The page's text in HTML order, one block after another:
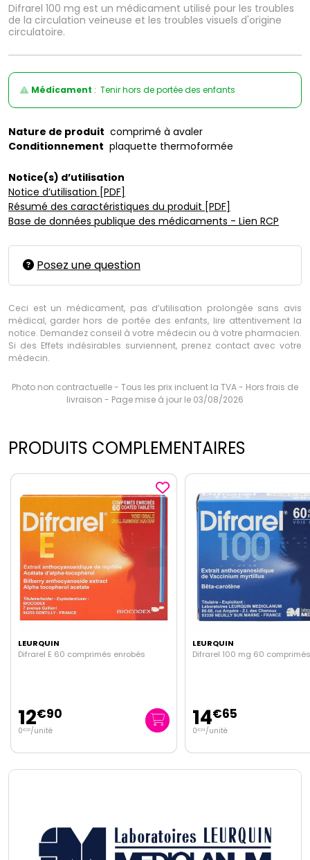
Difrarel 100 mg est un médicament utilisé pour les troubles
de la circulation veineuse et les troubles visuels d'origine
circulatoire.
Médicament : Tenir hors de portée des enfants
Nature de produit comprimé à avaler
Conditionnement plaquette thermoformée
Notice(s) d’utilisation
Notice d’utilisation [PDF]
Résumé des caractéristiques du produit [PDF]
Base de données publique des médicaments - Lien RCP
Posez une question
Ceci est un médicament, pas d’utilisation prolongée sans avis
médical, garder hors de portée des enfants, lire attentivement la
notice. Demandez conseil à votre médecin ou à votre pharmacien.
Si des Effets indésirables surviennent, prenez contact avec votre
médecin.
Photo non contractuelle - Tous les prix incluent la TVA - Hors frais de
livraison - Page mise à jour le 03/08/2026
PRODUITS COMPLEMENTAIRES
E 60 comprimés enrobés
90
Difrarel 100 mg 60 comprimés
14 65
0 /unité